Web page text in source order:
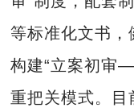
等标准化文书，
构建“立案初审
重把关模式。目